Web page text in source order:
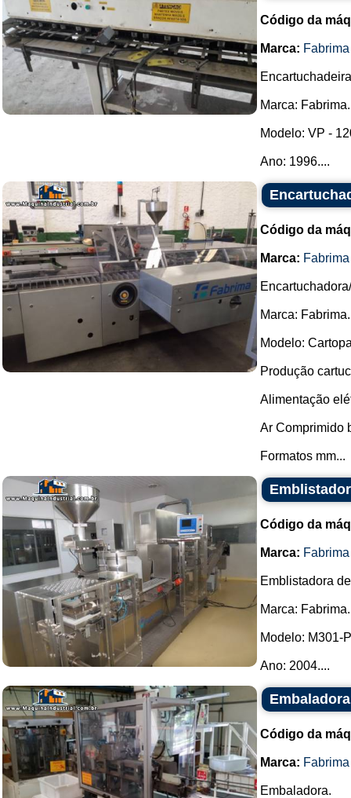
Código da
Marca: Fabrima
Marca: Fabrima.
Modelo: VP -
Ano: 1996....
Código da
Marca: Fabrima
Marca: Fabrima.
Modelo:
Produção
Alimentação
Ar Comprimido
Formatos mm...
Código da
Marca: Fabrima
Emblistadora
Marca: Fabrima.
Modelo: M301-
Ano: 2004....
Código da
Marca: Fabrima
Embaladora.